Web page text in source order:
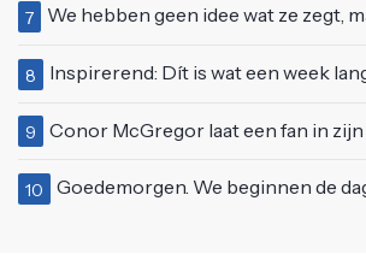
7 We hebben geen idee wat ze zegt, maar we
8 Inspirerend: Dít is wat een week lang Tantric
9 Conor McGregor laat een fan in zijn Rolls-
10 Goedemorgen. We beginnen de dag lekker met